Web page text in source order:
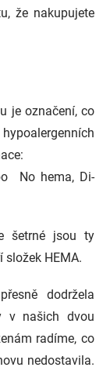
že nakupujete
je označení, co
No hema, Di-
šetrné jsou ty
složek HEMA.
dodržela
v našich dvou
radíme, co
nedostavila.